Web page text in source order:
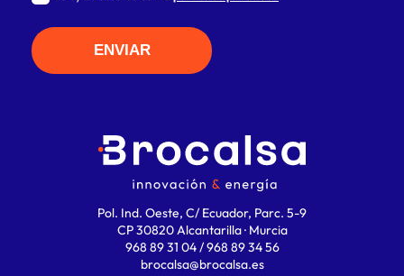
Pol. Ind. Oeste, C/ Ecuador, Parc. 5-9
CP 30820 Alcantarilla · Murcia
968 89 31 04 / 968 89 34 56
brocalsa@brocalsa.es